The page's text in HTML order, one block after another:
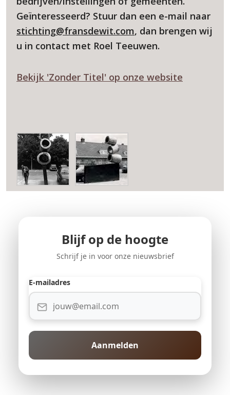
Geïnteresseerd? Stuur dan een e-mail naar
stichting@fransdewit.com, dan brengen wij
u in contact met Roel Teeuwen.
Bekijk 'Zonder Titel' op onze website
Blijf op de hoogte
Schrijf je in voor onze nieuwsbrief
E-mailadres
Aanmelden